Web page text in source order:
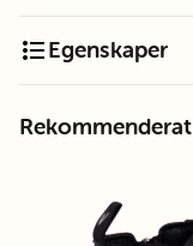
220802-26
220802-27
220802-29
220802-31
220802-32
format_list_bulletedEgenskaper
Rekommenderat